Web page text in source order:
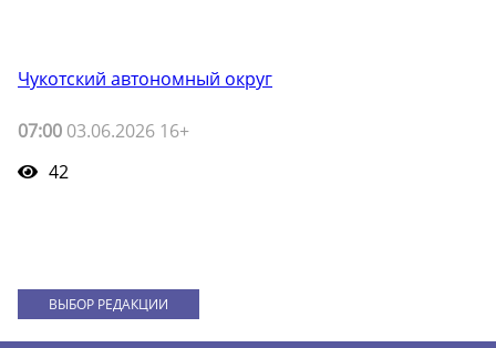
Чукотский автономный округ
07:00 03.06.2026 16+
42
ВЫБОР РЕДАКЦИИ